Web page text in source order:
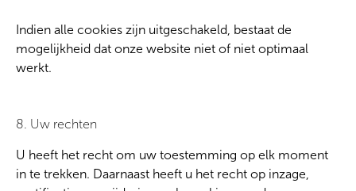
Indien alle cookies zijn uitgeschakeld, bestaat de
mogelijkheid dat onze website niet of niet optimaal
werkt.
8. Uw rechten
U heeft het recht om uw toestemming op elk moment
in te trekken. Daarnaast heeft u het recht op inzage,